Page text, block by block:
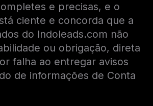
e precisas, e o
ciente e concorda que a
do Indoleads.com não
ou obrigação, direta
falha ao entregar avisos
de informações de Conta